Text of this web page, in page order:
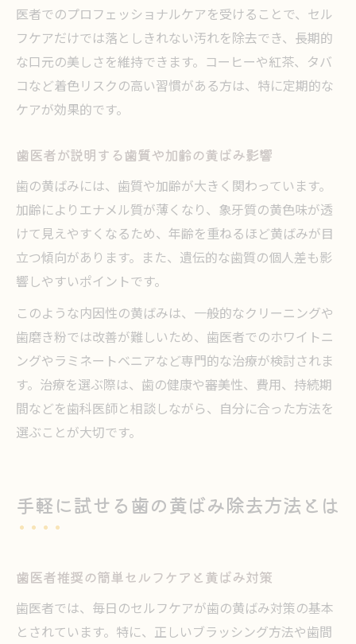
医者でのプロフェッショナルケアを受けることで、セル
フケアだけでは落としきれない汚れを除去でき、長期的
な口元の美しさを維持できます。コーヒーや紅茶、タバ
コなど着色リスクの高い習慣がある方は、特に定期的な
ケアが効果的です。
歯医者が説明する歯質や加齢の黄ばみ影響
歯の黄ばみには、歯質や加齢が大きく関わっています。
加齢によりエナメル質が薄くなり、象牙質の黄色味が透
けて見えやすくなるため、年齢を重ねるほど黄ばみが目
立つ傾向があります。また、遺伝的な歯質の個人差も影
響しやすいポイントです。
このような内因性の黄ばみは、一般的なクリーニングや
歯磨き粉では改善が難しいため、歯医者でのホワイトニ
ングやラミネートベニアなど専門的な治療が検討されま
す。治療を選ぶ際は、歯の健康や審美性、費用、持続期
間などを歯科医師と相談しながら、自分に合った方法を
選ぶことが大切です。
手軽に試せる歯の黄ばみ除去方法とは
歯医者推奨の簡単セルフケアと黄ばみ対策
歯医者では、毎日のセルフケアが歯の黄ばみ対策の基本
とされています。特に、正しいブラッシング方法や歯間